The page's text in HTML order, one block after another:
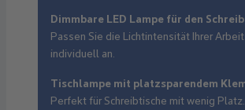
Dimmbare LED Lampe für den
Passen Sie die Lichtintensität Ihrer
individuell an.
Tischlampe mit platzsparendem
Perfekt für Schreibtische mit wenig Platz.